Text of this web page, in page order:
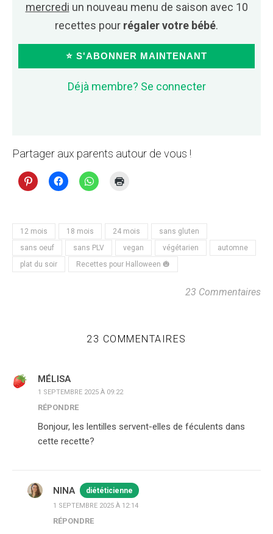
mercredi un nouveau menu de saison avec 10
recettes pour régaler votre bébé.
⭐ S'ABONNER MAINTENANT
Déjà membre? Se connecter
Partager aux parents autour de vous !
12 mois 18 mois 24 mois
sans gluten
sans oeuf
sans PLV vegan végétarien
automne
plat du soir
Recettes pour Halloween 🎃
23 Commentaires
23 COMMENTAIRES
MÉLISA
1 SEPTEMBRE 2025 À 09:22
RÉPONDRE
Bonjour, les lentilles servent-elles de féculents dans
cette recette?
NINA diététicienne
1 SEPTEMBRE 2025 À 12:14
RÉPONDRE